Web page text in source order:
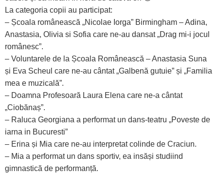
La categoria copii au participat:
– Școala românească „Nicolae Iorga” Birmingham – Adina,
Anastasia, Olivia si Sofia care ne-au dansat „Drag mi-i jocul
românesc”.
– Voluntarele de la Școala Românească – Anastasia Suna
și Eva Scheul care ne-au cântat „Galbenă gutuie” și „Familia
mea e muzicală”.
– Doamna Profesoară Laura Elena care ne-a cântat
„Ciobănaș”.
– Raluca Georgiana a performat un dans-teatru „Poveste de
iarna in Bucuresti”
– Erina și Mia care ne-au interpretat colinde de Craciun.
– Mia a performat un dans sportiv, ea insăși studiind
gimnastică de performanță.